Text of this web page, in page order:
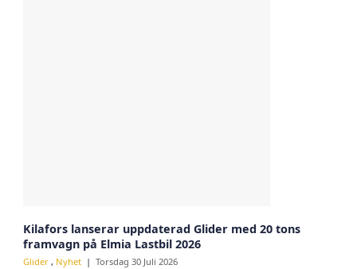
Kilafors lanserar uppdaterad Glider med 20 tons
framvagn på Elmia Lastbil 2026
Glider , Nyhet Torsdag 30 Juli 2026